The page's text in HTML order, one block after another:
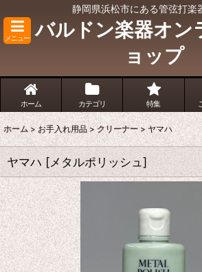
静岡県浜松市にある管弦打楽
メニュー
バルドン楽器オン
ョップ
ホーム カテゴリ 特集
ホーム > お手入れ用品 > クリーナー > ヤマハ
ヤマハ [メタルポリッシュ]